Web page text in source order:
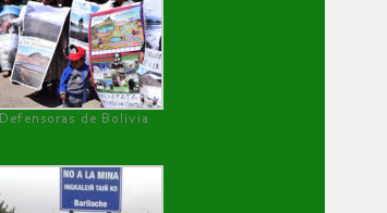
Defensoras de Bolivia